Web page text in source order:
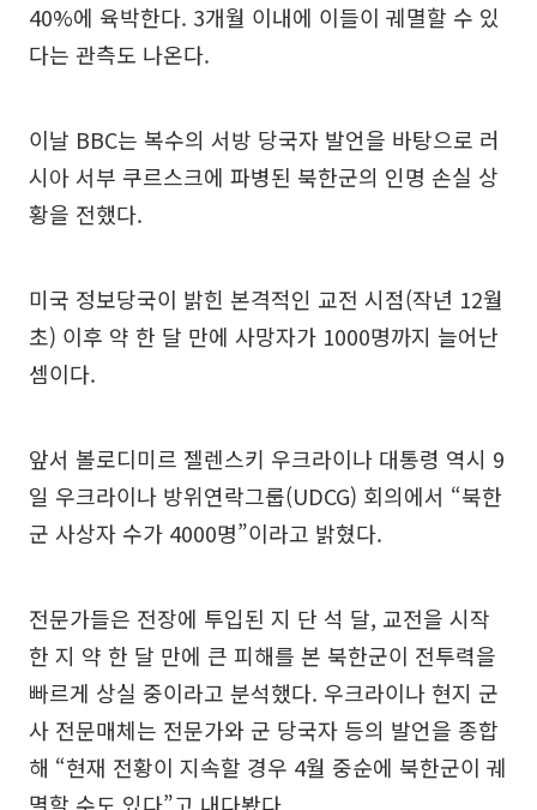
40%에 육박한다. 3개월 이내에 이들이 궤멸할 수 있
다는 관측도 나온다.
이날 BBC는 복수의 서방 당국자 발언을 바탕으로 러
시아 서부 쿠르스크에 파병된 북한군의 인명 손실 상
황을 전했다.
미국 정보당국이 밝힌 본격적인 교전 시점(작년 12월
초) 이후 약 한 달 만에 사망자가 1000명까지 늘어난
셈이다.
앞서 볼로디미르 젤렌스키 우크라이나 대통령 역시 9
일 우크라이나 방위연락그룹(UDCG) 회의에서 “북한
군 사상자 수가 4000명”이라고 밝혔다.
전문가들은 전장에 투입된 지 단 석 달, 교전을 시작
한 지 약 한 달 만에 큰 피해를 본 북한군이 전투력을
빠르게 상실 중이라고 분석했다. 우크라이나 현지 군
사 전문매체는 전문가와 군 당국자 등의 발언을 종합
해 “현재 전황이 지속할 경우 4월 중순에 북한군이 궤